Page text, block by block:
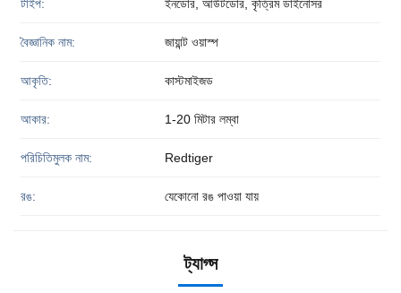
টাইপ: ইনডোর, আউটডোর, কৃত্রিম ডাইনোসর
বৈজ্ঞানিক নাম: জায়ান্ট ওয়াস্প
আকৃতি: কাস্টমাইজড
আকার: 1-20 মিটার লম্বা
পরিচিতিমুলক নাম: Redtiger
রঙ: যেকোনো রঙ পাওয়া যায়
ট্যাগ্স